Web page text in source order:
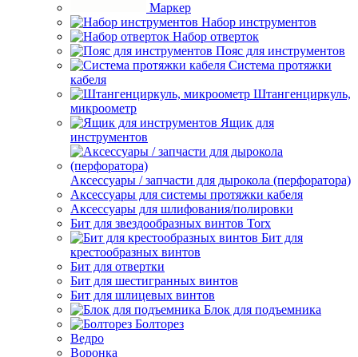
Маркер
Набор инструментов
Набор отверток
Пояс для инструментов
Система протяжки
кабеля
Штангенциркуль,
микроометр
Ящик для
инструментов
Аксессуары / запчасти для дырокола (перфоратора)
Аксессуары для системы протяжки кабеля
Аксессуары для шлифования/полировки
Бит для звездообразных винтов Torx
Бит для
крестообразных винтов
Бит для отвертки
Бит для шестигранных винтов
Бит для шлицевых винтов
Блок для подъемника
Болторез
Ведро
Воронка